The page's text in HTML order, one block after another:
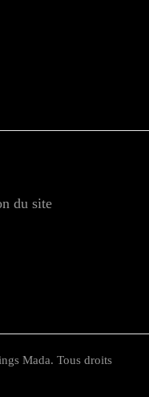
du site
Mada. Tous droits